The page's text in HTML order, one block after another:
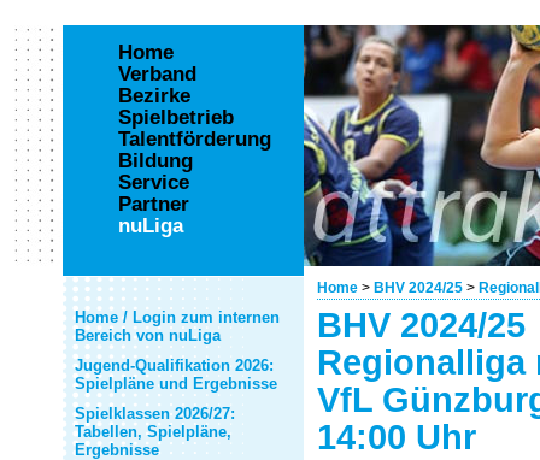
Home > BHV 2024/25 >
Home
Verband
Bezirke
Spielbetrieb
Talentförderung
Bildung
Service
Partner
nuLiga
Home / Login zum internen
Bereich von nuLiga
Jugend-Qualifikation 2026:
Spielpläne und Ergebnisse
Spielklassen 2026/27:
Tabellen, Spielpläne,
Ergebnisse
BHV 2024/25
Regionalliga
VfL
14:00 Uhr